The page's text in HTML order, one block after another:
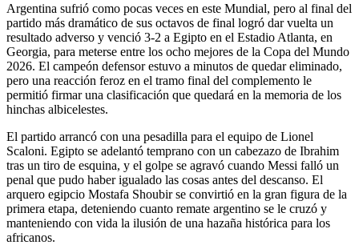
Argentina sufrió como pocas veces en este Mundial, pero al final del
partido más dramático de sus octavos de final logró dar vuelta un
resultado adverso y venció 3-2 a Egipto en el Estadio Atlanta, en
Georgia, para meterse entre los ocho mejores de la Copa del Mundo
2026. El campeón defensor estuvo a minutos de quedar eliminado,
pero una reacción feroz en el tramo final del complemento le
permitió firmar una clasificación que quedará en la memoria de los
hinchas albicelestes.
El partido arrancó con una pesadilla para el equipo de Lionel
Scaloni. Egipto se adelantó temprano con un cabezazo de Ibrahim
tras un tiro de esquina, y el golpe se agravó cuando Messi falló un
penal que pudo haber igualado las cosas antes del descanso. El
arquero egipcio Mostafa Shoubir se convirtió en la gran figura de la
primera etapa, deteniendo cuanto remate argentino se le cruzó y
manteniendo con vida la ilusión de una hazaña histórica para los
africanos.